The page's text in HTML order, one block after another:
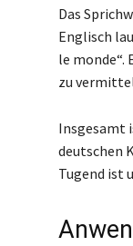
Das
Englisch
le monde“.
zu
Insgesamt
deutschen
Tugend ist